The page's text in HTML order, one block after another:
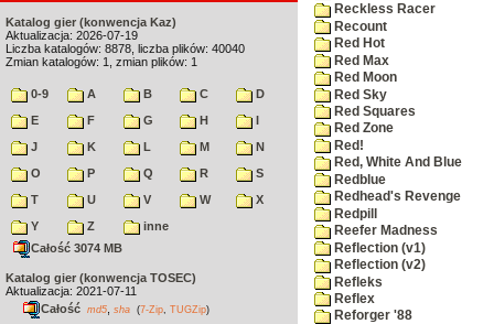
Katalog gier (konwencja Kaz)
Aktualizacja: 2026-07-19
Liczba katalogów: 8878, liczba plików: 40040
Zmian katalogów: 1, zmian plików: 1
0-9 A B C
D
E
F G H
I
J
K L M
N
O
P Q R
S
T
U V W
X
Y
Z
inne
Całość 3074 MB
Katalog gier (konwencja TOSEC)
Aktualizacja: 2021-07-11
Całość md5 sha (7-Zip TUGZip)
Reckless Racer
Recount
Red Hot
Red Max
Red Moon
Red Sky
Red Squares
Red Zone
Red!
Red, White And Blue
Redblue
Redhead's Revenge
Redpill
Reefer Madness
Reflection (v1)
Reflection (v2)
Refleks
Reflex
Reforger '88